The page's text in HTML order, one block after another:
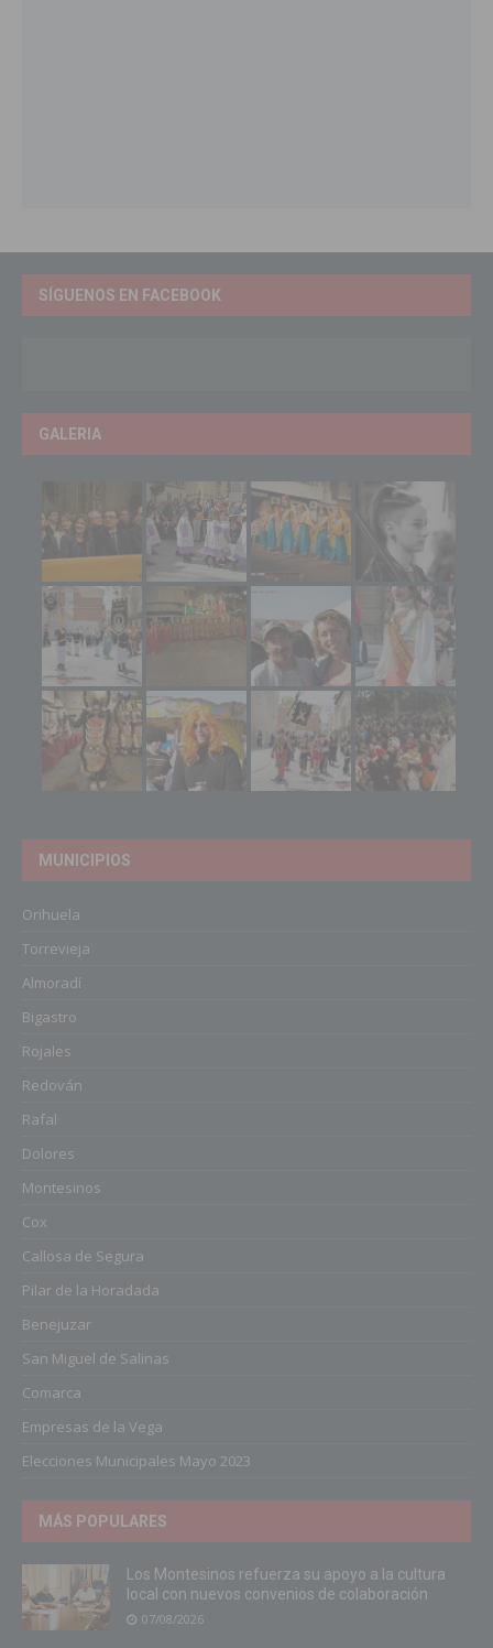
SÍGUENOS EN FACEBOOK
GALERIA
MUNICIPIOS
Orihuela
Torrevieja
Almoradí
Bigastro
Rojales
Redován
Rafal
Dolores
Montesinos
Cox
Callosa de Segura
Pilar de la Horadada
Benejuzar
San Miguel de Salinas
Comarca
Empresas de la Vega
Elecciones Municipales Mayo 2023
MÁS POPULARES
Los Montesinos refuerza su apoyo a la cultura
local con nuevos convenios de colaboración
07/08/2026